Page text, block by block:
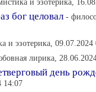
бог целовал -
и эзотерика, 09.07.2024
лирика,
день
14:07